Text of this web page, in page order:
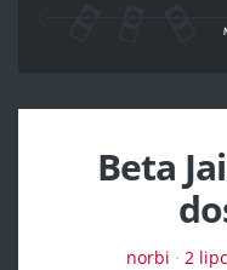
Beta
norbi · 2